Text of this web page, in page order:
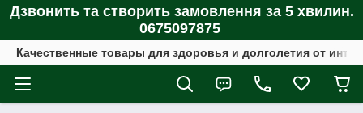
Дзвонить та створить замовлення за 5 хвилин.
0675097875
Качественные товары для здоровья и долголетия от